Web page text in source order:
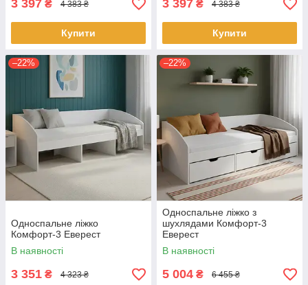
3 397 ₴ 4 383 ₴
Купити
3 397 ₴ 4 383 ₴
Купити
–22%
Односпальне ліжко
Комфорт-3 Еверест
В наявності
3 351 ₴ 4 323 ₴
–22%
Односпальне ліжко з
шухлядами Комфорт-3
Еверест
В наявності
5 004 ₴ 6 455 ₴